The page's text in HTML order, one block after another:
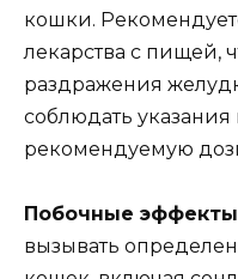
кошки.
лекарства с пищей,
раздражения
соблюдать
рекомендуемую
Побочные
вызывать